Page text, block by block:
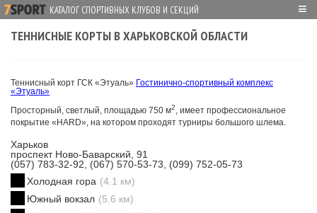
КАТАЛОГ СПОРТИВНЫХ КЛУБОВ И СЕКЦИЙ ≡
ТЕННИСНЫЕ КОРТЫ В ХАРЬКОВСКОЙ ОБЛАСТИ
Теннисный корт ГСК «Этуаль» Гостинично-спортивный комплекс
«Этуаль»
Просторный, светлый, площадью 750 м2, имеет профессиональное
покрытие «HARD», на котором проходят турниры большого шлема.
Харьков
проспект Ново-Баварский, 91
(057) 783-32-92, (067) 570-53-73, (099) 752-05-73
Холодная гора (4.1 км)
Южный вокзал (5.6 км)